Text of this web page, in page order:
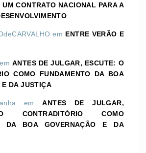
CONTRATO NACIONAL PARA A
em ENTRE VERÃO E
emANTES DE JULGAR, ESCUTE: O
COMO FUNDAMENTO DA BOA
E DA JUSTIÇA
emANTES DE JULGAR,
CONTRADITÓRIO COMO
DA BOA GOVERNAÇÃO E DA